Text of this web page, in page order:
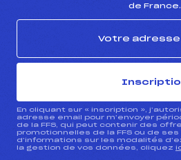
de France.
En cliquant sur « inscription »,
adresse email pour m’envoyer
de la FFS, qui peut contenir des
promotionnelles de la FFS ou de
d’informations sur les modalités
la gestion de vos données, cliquez